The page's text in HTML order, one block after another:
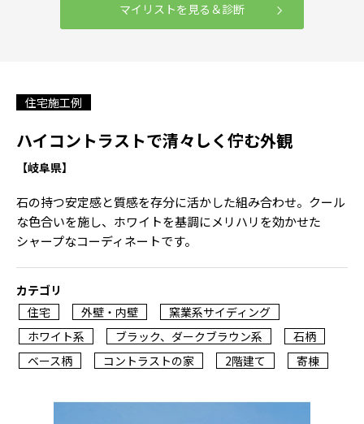
マイリストを見る＆診断
住宅施工例
ハイコントラストで清々しく佇む外観
【岐阜県】
石の持つ安定感と質感を存分に活かした組み合わせ。クール
な色合いを施し、ホワイトを基調にメリハリを効かせた
シャープなコーディネートです。
カテゴリ
住宅
外壁・内壁
窯業系サイディング
ホワイト系
ブラック、ダークブラウン系
石柄
ベース柄
コントラストの家 2階建て 寄棟